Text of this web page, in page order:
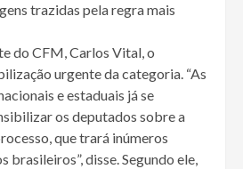
trazidas pela regra mais
do CFM, Carlos Vital, o
urgente da categoria. “As
e estaduais já se
os deputados sobre a
que trará inúmeros
brasileiros”, disse. Segundo ele,